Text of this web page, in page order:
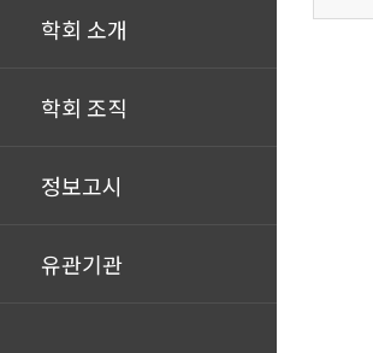
학회 소개
학회 조직
정보고시
유관기관